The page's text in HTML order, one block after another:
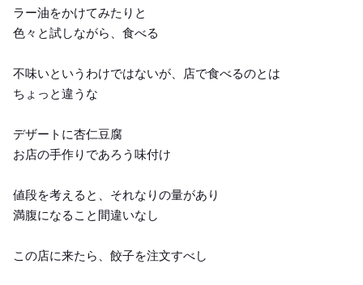
ラー油をかけてみたりと
色々と試しながら、食べる
不味いというわけではないが、店で食べるのとは
ちょっと違うな
デザートに杏仁豆腐
お店の手作りであろう味付け
値段を考えると、それなりの量があり
満腹になること間違いなし
この店に来たら、餃子を注文すべし